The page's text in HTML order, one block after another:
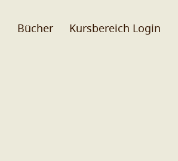
Bücher Kursbereich Login